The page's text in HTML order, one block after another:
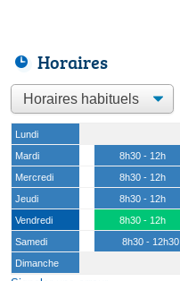
Horaires
Lundi
Mardi
8h30 - 12h
Mercredi
8h30 - 12h
Jeudi
8h30 - 12h
Vendredi
8h30 - 12h
Samedi
8h30 - 12h30
Dimanche